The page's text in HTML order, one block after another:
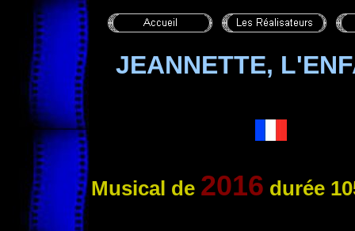
JEANNETTE,
Musical de 2016 durée